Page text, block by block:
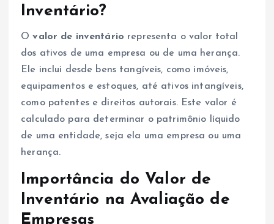
Inventário?
Ovalor de inventário representa o valor total
dos ativos de uma empresa ou de uma herança.
Ele inclui desde bens tangíveis, como imóveis,
equipamentos e estoques, até ativos intangíveis,
como patentes e direitos autorais. Este valor é
calculado para determinar o patrimônio líquido
de uma entidade, seja ela uma empresa ou uma
herança.
Importância do Valor de
Inventário na Avaliação de
Empresas